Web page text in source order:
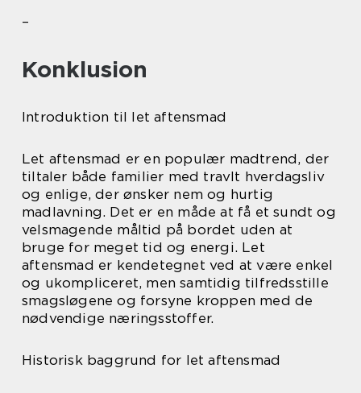
–
Konklusion
Introduktion til let aftensmad
Let aftensmad er en populær madtrend, der
tiltaler både familier med travlt hverdagsliv
og enlige, der ønsker nem og hurtig
madlavning. Det er en måde at få et sundt og
velsmagende måltid på bordet uden at
bruge for meget tid og energi. Let
aftensmad er kendetegnet ved at være enkel
og ukompliceret, men samtidig tilfredsstille
smagsløgene og forsyne kroppen med de
nødvendige næringsstoffer.
Historisk baggrund for let aftensmad